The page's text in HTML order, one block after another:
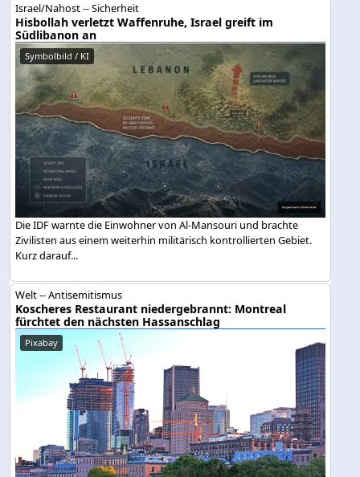
Israel/Nahost -- Sicherheit
Hisbollah verletzt Waffenruhe, Israel greift im
Südlibanon an
Symbolbild / KI
Die IDF warnte die Einwohner von Al-Mansouri und brachte
Zivilisten aus einem weiterhin militärisch kontrollierten Gebiet.
Kurz darauf...
Welt -- Antisemitismus
Koscheres Restaurant niedergebrannt: Montreal
fürchtet den nächsten Hassanschlag
Pixabay